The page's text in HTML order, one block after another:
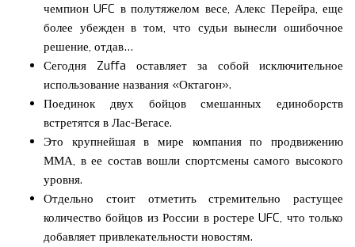
чемпион UFC в полутяжелом весе, Алекс Перейра, еще
более убежден в том, что судьи вынесли ошибочное
решение, отдав…
Сегодня Zuffa оставляет за собой исключительное
использование названия «Октагон».
Поединок двух бойцов смешанных единоборств
встретятся в Лас-Вегасе.
Это крупнейшая в мире компания по продвижению
ММА, в ее состав вошли спортсмены самого высокого
уровня.
Отдельно стоит отметить стремительно растущее
количество бойцов из России в ростере UFC, что только
добавляет привлекательности новостям.